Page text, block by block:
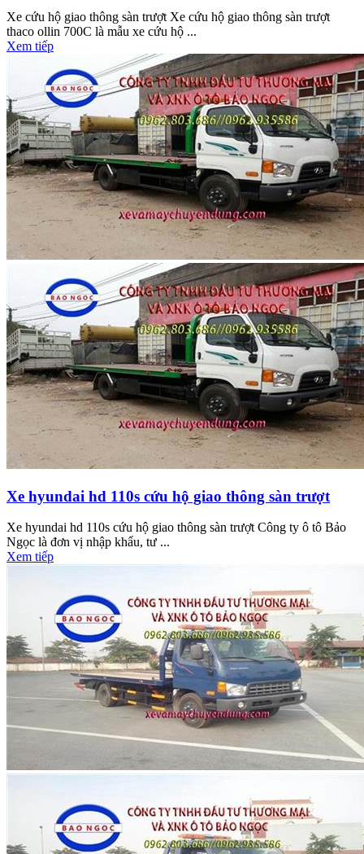
Xe cứu hộ giao thông sàn trượt Xe cứu hộ giao thông sàn trượt
thaco ollin 700C là mẫu xe cứu hộ ...
Xem tiếp
Xe hyundai hd 110s cứu hộ giao thông sàn trượt
Xe hyundai hd 110s cứu hộ giao thông sàn trượt Công ty ô tô Bảo
Ngọc là đơn vị nhập khẩu, tư ...
Xem tiếp